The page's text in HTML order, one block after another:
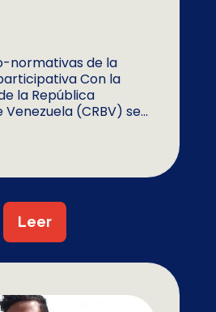
normativas de la
Con la
la República
(CRBV) se...
Leer